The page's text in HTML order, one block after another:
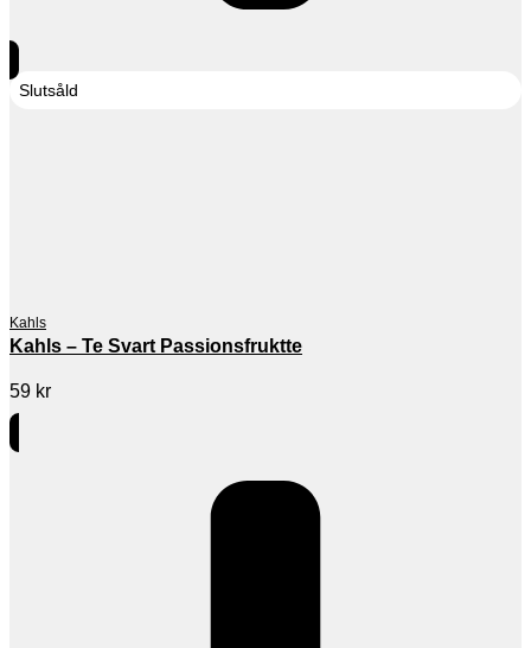
Slutsåld
Kahls
Kahls – Te Svart Passionsfruktte
59 kr